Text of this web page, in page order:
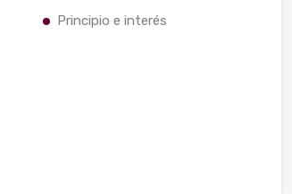
Principio e interés